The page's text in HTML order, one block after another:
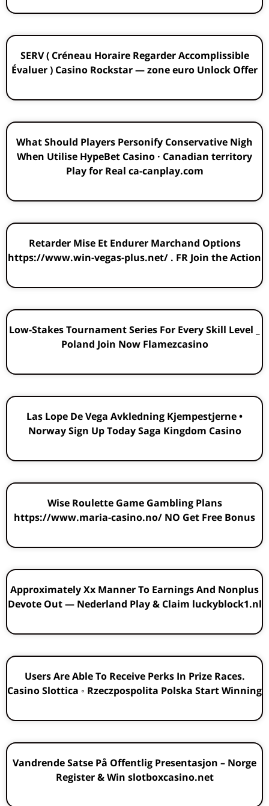
SERV ( Créneau Horaire Regarder Accomplissible
Évaluer ) Casino Rockstar — zone euro Unlock Offer
What Should Players Personify Conservative Nigh
When Utilise HypeBet Casino · Canadian territory
Play for Real ca-canplay.com
Retarder Mise Et Endurer Marchand Options
https://www.win-vegas-plus.net/ . FR Join the Action
Low-Stakes Tournament Series For Every Skill Level _
Poland Join Now Flamezcasino
Las Lope De Vega Avkledning Kjempestjerne •
Norway Sign Up Today Saga Kingdom Casino
Wise Roulette Game Gambling Plans
https://www.maria-casino.no/ NO Get Free Bonus
Approximately Xx Manner To Earnings And Nonplus
Devote Out — Nederland Play & Claim luckyblock1.nl
Users Are Able To Receive Perks In Prize Races.
Casino Slottica ◦ Rzeczpospolita Polska Start Winning
Vandrende Satse På Offentlig Presentasjon – Norge
Register & Win slotboxcasino.net